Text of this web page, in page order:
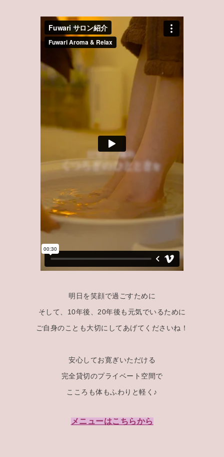
明日を笑顔で過ごすために
そして、10年後、20年後も元気でいるために
ご自身のことも大切にしてあげてくださいね！
安心してお寛ぎいただける
完全貸切のプライベート空間で
こころも体もふわりと軽く♪
メニューはこちらから